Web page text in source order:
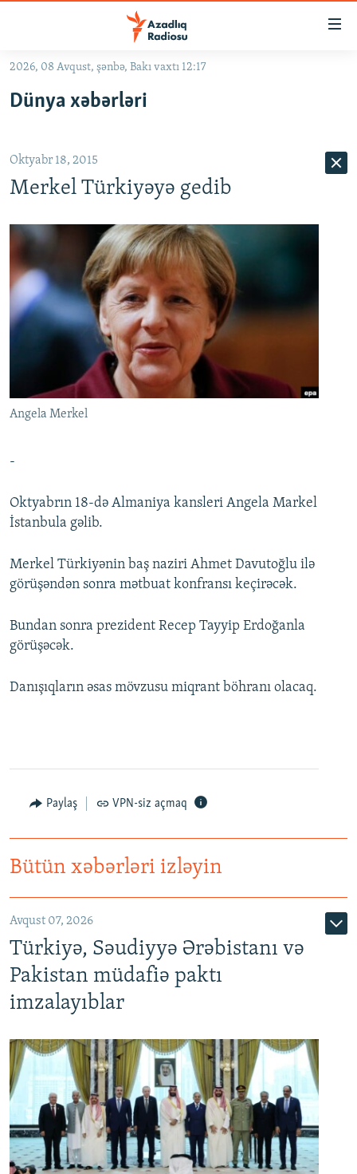
Əsas
qayıt
qayıt
Axtarışa
#İZAHLA
#ƏSLINDƏ
QANUNI DOĞRU
MULTIMEDIA
VIDEO
FOTOQALEREYA
İNFOQRAFIKA
KARIKATURA
RADIO ARXIV
AZƏRBAYCAN ƏDƏBIYYATI KITABXANASI
İSLAM VƏ DEMOKRATIYA
HAQQIMIZDA
PEŞƏ ETIKASI VƏ JURNALISTIKA STANDARTLARIMIZ
XƏBƏR BÜLLETENLƏRIMIZ
BIZI IZLƏ
2026, 08 Avqust, şənbə, Bakı vaxtı 12:17
Dünya xəbərləri
Oktyabr 18, 2015
Merkel Türkiyəyə gedib
Angela Merkel
-
Oktyabrın 18-də Almaniya kansleri Angela Markel
İstanbula gəlib.
Merkel Türkiyənin baş naziri Ahmet Davutoğlu ilə
görüşəndən sonra mətbuat konfransı keçirəcək.
Bundan sonra prezident Recep Tayyip Erdoğanla
görüşəcək.
Danışıqların əsas mövzusu miqrant böhranı olacaq.
Paylaş VPN-siz açmaq
Bütün xəbərləri izləyin
Avqust 07, 2026
Türkiyə, Səudiyyə Ərəbistanı və
Pakistan müdafiə paktı
imzalayıblar